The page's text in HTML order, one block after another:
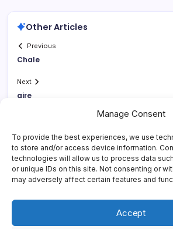
Manage Consent
To provide the best experiences, we use
to store and/or access device information.
technologies will allow us to process data
or unique IDs on this site. Not consenting or
may adversely affect certain features and
Accept
Other Articles
Previous
Chale
Next
aire